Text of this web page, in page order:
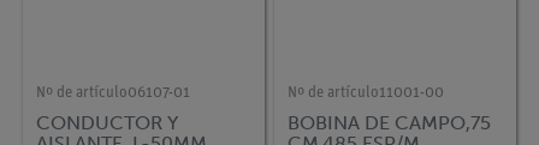
Nº de artículo06107-01
CONDUCTOR Y
Nº de artículo11001-00
BOBINA DE CAMPO,75